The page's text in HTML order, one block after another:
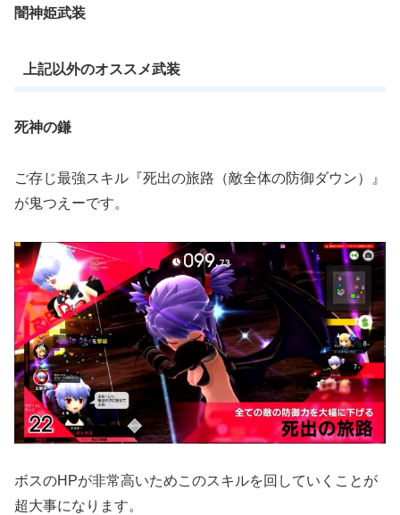
闇神姫武装
上記以外のオススメ武装
死神の鎌
ご存じ最強スキル『死出の旅路（敵全体の防御ダウン）』
が鬼つえーです。
ボスのHPが非常高いためこのスキルを回していくことが
超大事になります。